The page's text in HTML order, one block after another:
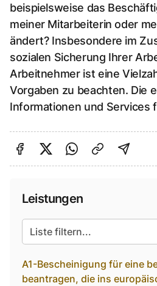
beispielsweise das
meiner Mitarbeiterin oder
ändert? Insbesondere im
sozialen Sicherung Ihrer
Arbeitnehmer ist eine
Vorgaben zu beachten. Die
Informationen und Services
Auf Facebook teilen
Auf Twitter teilen
Per Link
Leistungen
Alle suchbaren Einträge
A1-Bescheinigung für eine
beantragen, die ins